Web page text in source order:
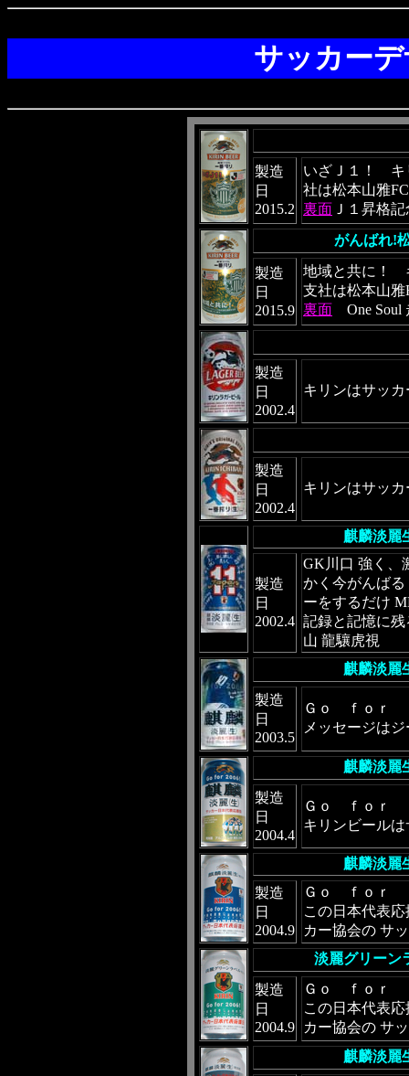
サッカー
製造
日
2015.2
いざＪ１！ キ
社は松本山雅
裏面 Ｊ１昇格
がんばれ!
製造
日
2015.9
地域と共に！
支社は松本山
裏面 One Soul
製造
日
2002.4
キリンはサッ
製造
日
2002.4
キリンはサッ
麒麟淡麗
製造
日
2002.4
GK川口 強く、
かく今がんば
ーをするだけ
記録と記憶に残
山 龍驤虎視
麒麟淡麗
製造
日
2003.5
Ｇｏ ｆｏｒ
メッセージは
麒麟淡麗
製造
日
2004.4
Ｇｏ ｆｏｒ
キリンビール
麒麟淡麗
製造
日
2004.9
Ｇｏ ｆｏｒ
この日本代表
カー協会の サ
淡麗グリーン
製造
日
2004.9
Ｇｏ ｆｏｒ
この日本代表
カー協会の サ
麒麟淡麗